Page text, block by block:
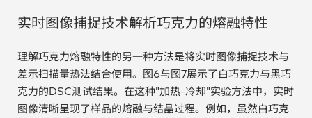
实时图像捕捉技术解析巧克力的熔融特性
理解巧克力熔融特性的另一种方法是将实时图像捕捉技术与
差示扫描量热法结合使用。图6与图7展示了白巧克力与黑巧
克力的DSC测试结果。在这种"加热-冷却"实验方法中，实时
图像清晰呈现了样品的熔融与结晶过程。例如，虽然白巧克